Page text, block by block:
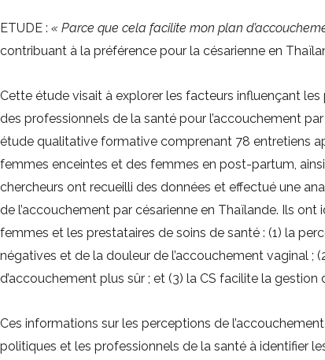
ETUDE : « Parce que cela facilite mon plan
contribuant à la préférence pour la césarienne en
Cette étude visait à explorer les facteurs influençant
des professionnels de la santé pour l’accouchement par
étude qualitative formative comprenant 78 entretiens
femmes enceintes et des femmes en post-partum, ainsi
chercheurs ont recueilli des données et effectué une
de l’accouchement par césarienne en Thaïlande. Ils
femmes et les prestataires de soins de santé : (1) la
négatives et de la douleur de l’accouchement vaginal ;
d’accouchement plus sûr ; et (3) la CS facilite la gestion
Ces informations sur les perceptions de
politiques et les professionnels de la santé à identifier